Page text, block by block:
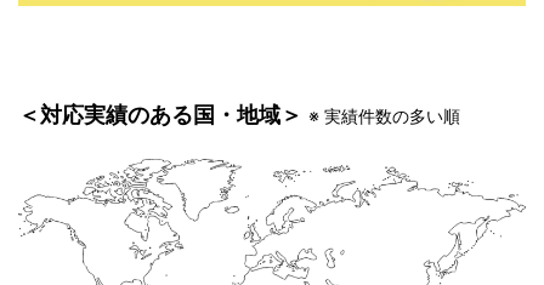
＜対応実績のある国・地域＞ ※ 実績件数の多い順